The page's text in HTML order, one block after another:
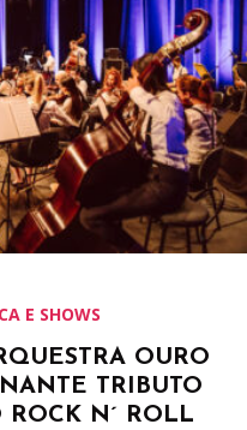
E SHOWS
OURO
TRIBUTO
ROCK N´ ROLL